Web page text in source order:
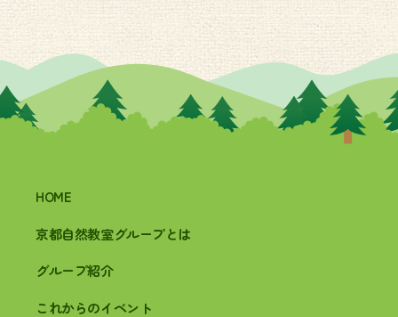
HOME
京都自然教室グループとは
グループ紹介
これからのイベント